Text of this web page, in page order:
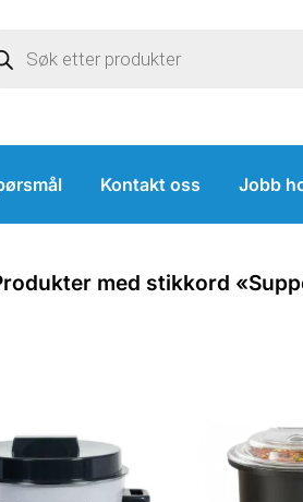
Kontakt oss Jobb
med stikkord